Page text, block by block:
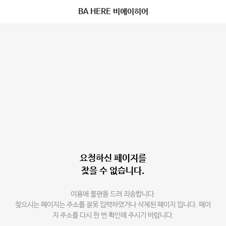
BA HERE 비에이히어
요청하신 페이지를
찾을 수 없습니다.
이용에 불편을 드려 죄송합니다.
찾으시는 페이지는 주소를 잘못 입력하였거나 삭제된 페이지 입니다. 페이
지 주소를 다시 한 번 확인해 주시기 바랍니다.